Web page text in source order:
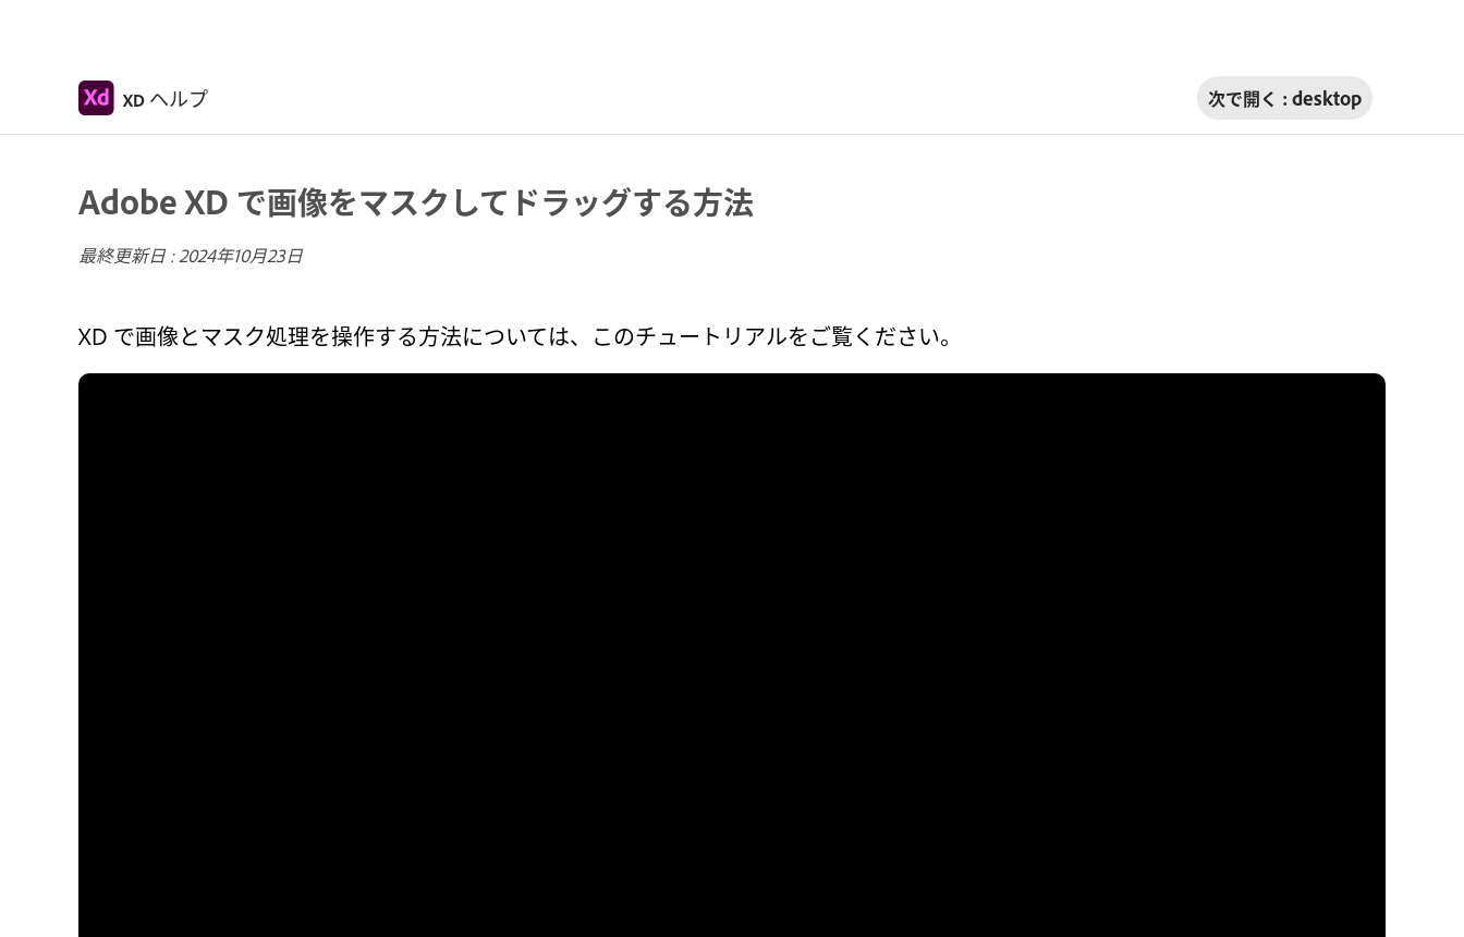
XD ヘルプ 次で開く : desktop
Adobe XD で画像をマスクしてドラッグする方法
最終更新日 :2024年10月23日
XD で画像とマスク処理を操作する方法については、このチュートリアルをご覧ください。